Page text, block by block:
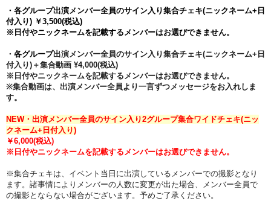
・各グループ出演メンバー全員のサイン入り集合チェキ(ニックネーム+日
付入り) ￥3,500(税込)
※日付やニックネームを記載するメンバーはお選びできません。
・ 各グループ出演メンバー全員のサイン入り集合チェキ(ニックネーム+日
付入り)＋集合動画 ¥4,000(税込)
※日付やニックネームを記載するメンバーはお選びできません。
※集合動画は、出演メンバー全員より一言ずつメッセージをお入れしま
す。
NEW・出演メンバー全員のサイン入り2グループ集合ワイドチェキ(ニッ
クネーム+日付入り)
￥6,000(税込)
※日付やニックネームを記載するメンバーはお選びできません。
※集合チェキは、イベント当日に出演しているメンバーでの撮影となり
ます。諸事情によりメンバーの人数に変更が出た場合、メンバー全員で
の撮影とならない場合がございます。予めご了承ください。